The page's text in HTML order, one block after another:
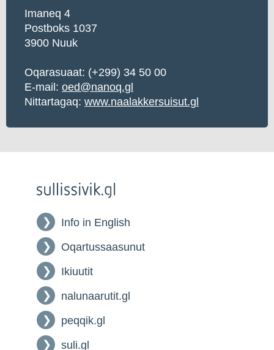
Imaneq 4
Postboks 1037
3900 Nuuk
Oqarasuaat: (+299) 34 50 00
E-mail: oed@nanoq.gl
Nittartagaq: www.naalakkersuisut.gl
Info in English
Oqartussaasunut
Ikiuutit
nalunaarutit.gl
peqqik.gl
suli.gl